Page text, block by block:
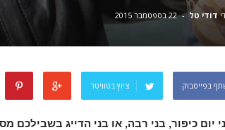
דודי טל - 22 בספטמבר 2015
בפייסבוק ציוץ בטוויטר
יום כיפור, בני רבה, או בני הדייג